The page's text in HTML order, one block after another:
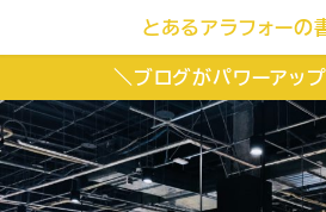
とあるアラフォーの
＼ブログがパワーアッ